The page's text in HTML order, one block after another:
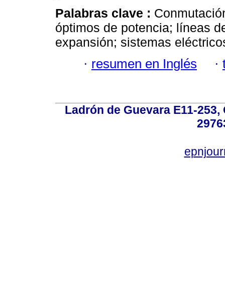
Palabras clave :
óptimos de potencia; líneas
expansión; sistemas
· resumen en Inglés ·
Ladrón de Guevara E11-